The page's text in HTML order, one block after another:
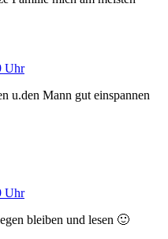
Uhr
u.den Mann gut einspannen
Uhr
bleiben und lesen 🙂